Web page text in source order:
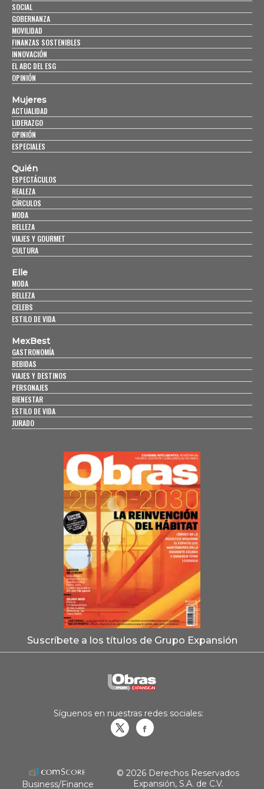
SOCIAL
GOBERNANZA
MOVILIDAD
FINANZAS SOSTENIBLES
INNOVACIÓN
EL ABC DEL ESG
OPINIÓN
Mujeres
ACTUALIDAD
LIDERAZGO
OPINIÓN
ESPECIALES
Quién
ESPECTÁCULOS
REALEZA
CÍRCULOS
MODA
BELLEZA
VIAJES Y GOURMET
CULTURA
Elle
MODA
BELLEZA
CELEBS
ESTILO DE VIDA
MexBest
GASTRONOMÍA
BEBIDAS
VIAJES Y DESTINOS
PERSONAJES
BIENESTAR
ESTILO DE VIDA
JURADO
Suscríbete a los títulos de Grupo Expansión
Síguenos en nuestras redes sociales:
Business/Finance
© 2026 Derechos Reservados
Expansión, S.A. de C.V.